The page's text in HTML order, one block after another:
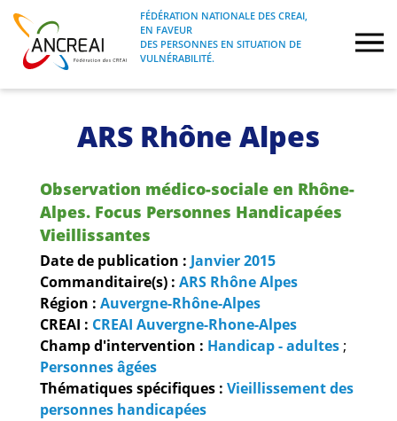
Skip
content
ANCREAI
FÉDÉRATION NATIONALE DES CREAI, EN
FAVEUR DES PERSONNES EN SITUATION
FÉDÉRATION NATIONALE DES CREAI,
EN FAVEUR
DES PERSONNES EN SITUATION DE
VULNÉRABILITÉ.
Journées nationales
Formations
Projets Fédéraux
Espace emploi
Guides et outils
ARS Rhône Alpes
Observation médico-sociale en Rhône-
Alpes. Focus Personnes Handicapées
Vieillissantes
Date de publication : Janvier2015
Commanditaire(s) : ARS Rhône Alpes
Région : Auvergne-Rhône-Alpes
CREAI : CREAI Auvergne-Rhone-Alpes
Champ d'intervention : Handicap - adultes ;
Personnes âgées
Thématiques spécifiques : Vieillissement des
personnes handicapées